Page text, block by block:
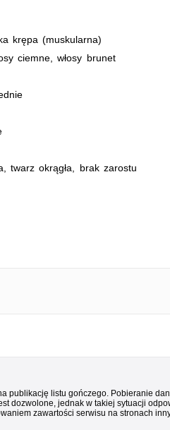
krępa (muskularna)
ciemne, włosy brunet
twarz okrągła, brak zarostu
publikację listu gończego. Pobieranie
dozwolone, jednak w takiej sytuacji
zawartości serwisu na stronach